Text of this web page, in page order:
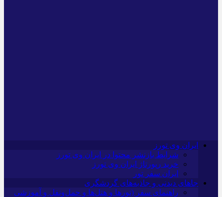
ایران وی تورز
شرایط بازنشر محتوا در ایران وی تورز
خرید رپورتاژ ایران وی تورز
ایران سفر تور
جاهای دیدنی و جاذبه‌های گردشگری
راهنمای سفر (تورها و هتل‌ها و حمل‌و‌نقل و آموزشی